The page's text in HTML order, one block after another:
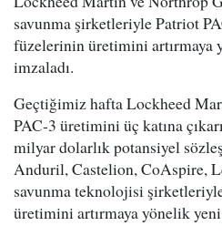
savunma şirketleriyle Patriot
füzelerinin üretimini artırmaya
imzaladı.
Geçtiğimiz hafta Lockheed
PAC-3 üretimini üç katına
milyar dolarlık potansiyel
Anduril, Castelion, CoAspire,
savunma teknolojisi
üretimini artırmaya yönelik